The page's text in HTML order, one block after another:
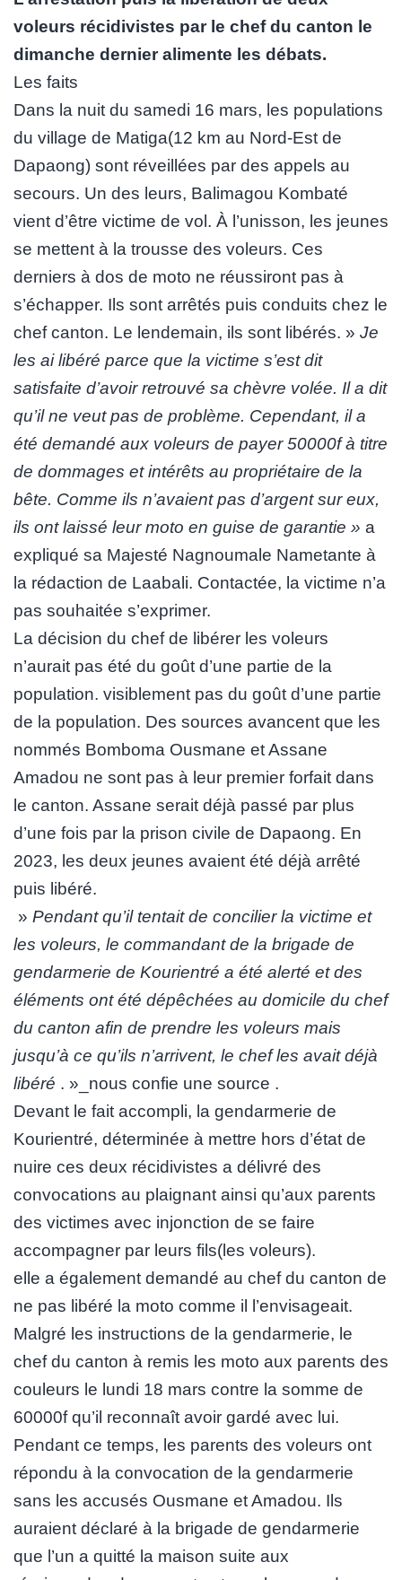
voleurs récidivistes par le chef du canton le
dimanche dernier alimente les débats.
Les faits
Dans la nuit du samedi 16 mars, les populations
du village de Matiga(12 km au Nord-Est de
Dapaong) sont réveillées par des appels au
secours. Un des leurs, Balimagou Kombaté
vient d’être victime de vol. À l’unisson, les jeunes
se mettent à la trousse des voleurs. Ces
derniers à dos de moto ne réussiront pas à
s’échapper. Ils sont arrêtés puis conduits chez le
chef canton. Le lendemain, ils sont libérés. » Je
les ai libéré parce que la victime s’est dit
satisfaite d’avoir retrouvé sa chèvre volée. Il a dit
qu’il ne veut pas de problème. Cependant, il a
été demandé aux voleurs de payer 50000f à titre
de dommages et intérêts au propriétaire de la
bête. Comme ils n’avaient pas d’argent sur eux,
ils ont laissé leur moto en guise de garantie » a
expliqué sa Majesté Nagnoumale Nametante à
la rédaction de Laabali. Contactée, la victime n’a
pas souhaitée s’exprimer.
La décision du chef de libérer les voleurs
n’aurait pas été du goût d’une partie de la
population. visiblement pas du goût d’une partie
de la population. Des sources avancent que les
nommés Bomboma Ousmane et Assane
Amadou ne sont pas à leur premier forfait dans
le canton. Assane serait déjà passé par plus
d’une fois par la prison civile de Dapaong. En
2023, les deux jeunes avaient été déjà arrêté
puis libéré.
» Pendant qu’il tentait de concilier la victime et
les voleurs, le commandant de la brigade de
gendarmerie de Kourientré a été alerté et des
éléments ont été dépêchées au domicile du chef
du canton afin de prendre les voleurs mais
jusqu’à ce qu’ils n’arrivent, le chef les avait déjà
libéré . »_nous confie une source .
Devant le fait accompli, la gendarmerie de
Kourientré, déterminée à mettre hors d’état de
nuire ces deux récidivistes a délivré des
convocations au plaignant ainsi qu’aux parents
des victimes avec injonction de se faire
accompagner par leurs fils(les voleurs).
elle a également demandé au chef du canton de
ne pas libéré la moto comme il l’envisageait.
Malgré les instructions de la gendarmerie, le
chef du canton à remis les moto aux parents des
couleurs le lundi 18 mars contre la somme de
60000f qu’il reconnaît avoir gardé avec lui.
Pendant ce temps, les parents des voleurs ont
répondu à la convocation de la gendarmerie
sans les accusés Ousmane et Amadou. Ils
auraient déclaré à la brigade de gendarmerie
que l’un a quitté la maison suite aux